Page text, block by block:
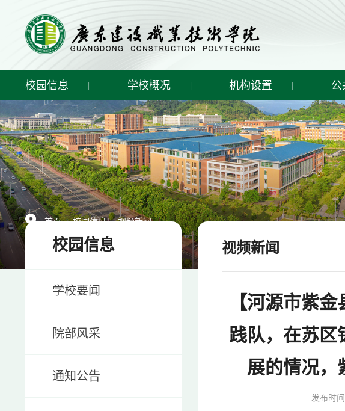
校园信息 学校概况 机构设置 公
首页 - 校园信息 - 视频新闻
校园信息
学校要闻
院部风采
通知公告
视频新闻
【河源市紫
践队，在苏区
展的情况，
发布时